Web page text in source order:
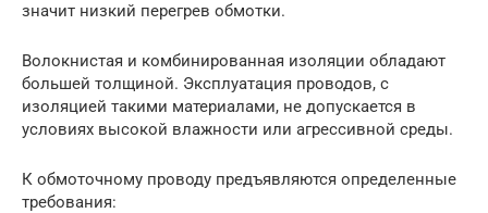
значит низкий перегрев обмотки.
Волокнистая и комбинированная изоляции обладают
большей толщиной. Эксплуатация проводов, с
изоляцией такими материалами, не допускается в
условиях высокой влажности или агрессивной среды.
К обмоточному проводу предъявляются определенные
требования: